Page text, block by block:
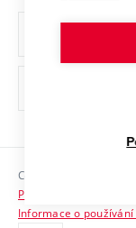
Ochrana osobních
Sociální bezpečí
HR Award
Copyright © 2026 VUT
Prohlášení o
Informace o používání